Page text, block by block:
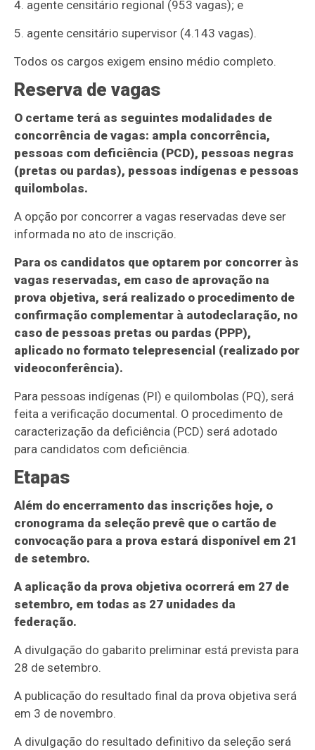
4. agente censitário regional (953 vagas); e
5. agente censitário supervisor (4.143 vagas).
Todos os cargos exigem ensino médio completo.
Reserva de vagas
O certame terá as seguintes modalidades de
concorrência de vagas: ampla concorrência,
pessoas com deficiência (PCD), pessoas negras
(pretas ou pardas), pessoas indígenas e pessoas
quilombolas.
A opção por concorrer a vagas reservadas deve ser
informada no ato de inscrição.
Para os candidatos que optarem por concorrer às
vagas reservadas, em caso de aprovação na
prova objetiva, será realizado o procedimento de
confirmação complementar à autodeclaração, no
caso de pessoas pretas ou pardas (PPP),
aplicado no formato telepresencial (realizado por
videoconferência).
Para pessoas indígenas (PI) e quilombolas (PQ), será
feita a verificação documental. O procedimento de
caracterização da deficiência (PCD) será adotado
para candidatos com deficiência.
Etapas
Além do encerramento das inscrições hoje, o
cronograma da seleção prevê que o cartão de
convocação para a prova estará disponível em 21
de setembro.
A aplicação da prova objetiva ocorrerá em 27 de
setembro, em todas as 27 unidades da
federação.
A divulgação do gabarito preliminar está prevista para
28 de setembro.
A publicação do resultado final da prova objetiva será
em 3 de novembro.
A divulgação do resultado definitivo da seleção será